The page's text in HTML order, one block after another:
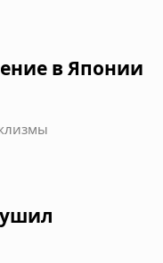
в Японии